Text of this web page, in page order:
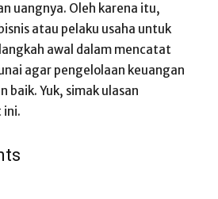
uangnya. Oleh karena itu,
atau pelaku usaha untuk
awal dalam mencatat
agar pengelolaan keuangan
baik. Yuk, simak ulasan
ini.